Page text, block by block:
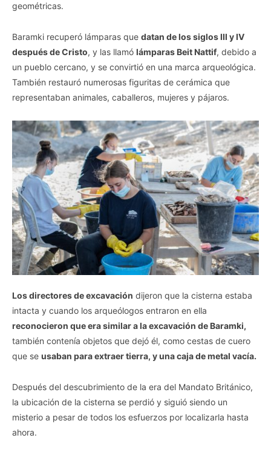
geométricas.
Baramki recuperó lámparas que datan de los siglos III y IV
después de Cristo, y las llamó lámparas Beit Nattif, debido a
un pueblo cercano, y se convirtió en una marca arqueológica.
También restauró numerosas figuritas de cerámica que
representaban animales, caballeros, mujeres y pájaros.
Los directores de excavación dijeron que la cisterna estaba
intacta y cuando los arqueólogos entraron en ella
reconocieron que era similar a la excavación de Baramki,
también contenía objetos que dejó él, como cestas de cuero
que se usaban para extraer tierra, y una caja de metal vacía.
Después del descubrimiento de la era del Mandato Británico,
la ubicación de la cisterna se perdió y siguió siendo un
misterio a pesar de todos los esfuerzos por localizarla hasta
ahora.